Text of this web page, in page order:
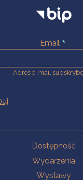
Email
Adres e-mail
Dostępność
Wydarzenia
Wystawy